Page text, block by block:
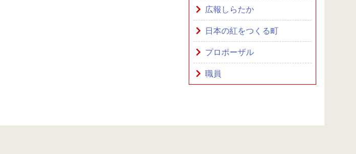
広報しらたか
日本の紅をつくる町
プロポーザル
職員